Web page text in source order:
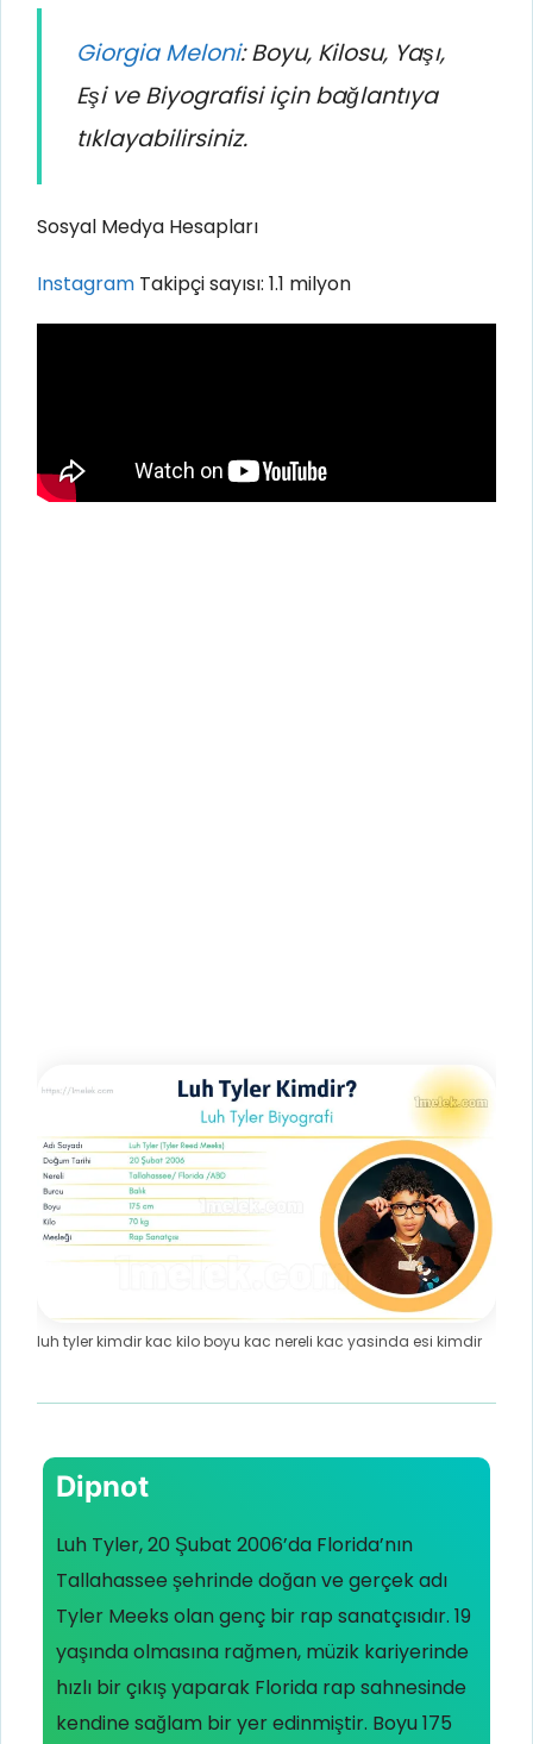
Giorgia Meloni: Boyu, Kilosu, Yaşı,
Eşi ve Biyografisi için bağlantıya
tıklayabilirsiniz.
Sosyal Medya Hesapları
Instagram Takipçi sayısı: 1.1 milyon
luh tyler kimdir kac kilo boyu kac nereli kac yasinda esi kimdir
Dipnot
Luh Tyler, 20 Şubat 2006’da Florida’nın
Tallahassee şehrinde doğan ve gerçek adı
Tyler Meeks olan genç bir rap sanatçısıdır. 19
yaşında olmasına rağmen, müzik kariyerinde
hızlı bir çıkış yaparak Florida rap sahnesinde
kendine sağlam bir yer edinmiştir. Boyu 175